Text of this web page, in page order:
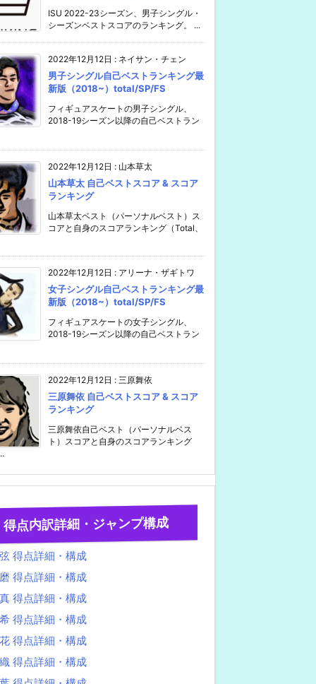
ISU 2022-23シーズン、男子シングル・
シーズンベストスコアのランキング。 ...
2022年12月12日 : ネイサン・チェン
男子シングル自己ベストランキング最
新版（2018~）total/SP/FS
フィギュアスケートの男子シングル、
2018-19シーズン以降の自己ベストラン
2022年12月12日 : 山本草太
山本草太 自己ベストスコア & スコア
ランキング
山本草太ベスト（パーソナルベスト）ス
コアと自身のスコアランキング（Total、
2022年12月12日 : アリーナ・ザギトワ
女子シングル自己ベストランキング最
新版（2018~）total/SP/FS
フィギュアスケートの女子シングル、
2018-19シーズン以降の自己ベストラン
2022年12月12日 : 三原舞依
三原舞依 自己ベストスコア & スコア
ランキング
三原舞依自己ベスト（パーソナルベス
ト）スコアと自身のスコアランキング
得点内訳詳細・ジャンプ構成
得点詳細・構成
得点詳細・構成
得点詳細・構成
得点詳細・構成
得点詳細・構成
得点詳細・構成